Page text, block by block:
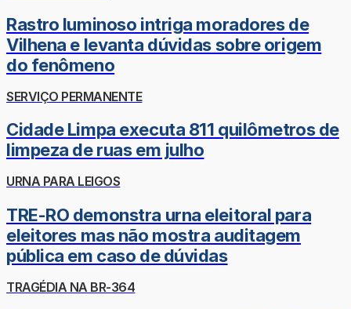
Rastro luminoso intriga moradores de
Vilhena e levanta dúvidas sobre origem
do fenômeno
SERVIÇO PERMANENTE
Cidade Limpa executa 811 quilômetros de
limpeza de ruas em julho
URNA PARA LEIGOS
TRE-RO demonstra urna eleitoral para
eleitores mas não mostra auditagem
pública em caso de dúvidas
TRAGÉDIA NA BR-364